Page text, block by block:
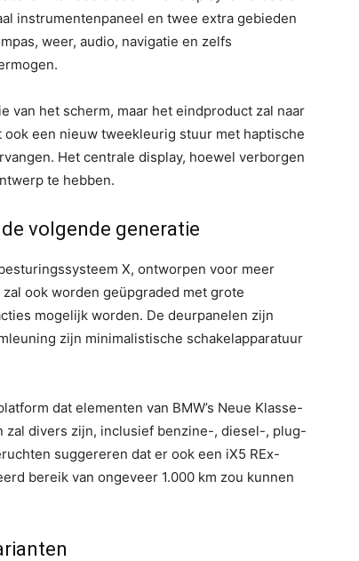
instrumentenpaneel en twee extra gebieden
weer, audio, navigatie en zelfs
van het scherm, maar het eindproduct zal naar
een nieuw tweekleurig stuur met haptische
Het centrale display, hoewel verborgen
te hebben.
volgende generatie
X, ontworpen voor meer
ook worden geüpgraded met grote
mogelijk worden. De deurpanelen zijn
zijn minimalistische schakelapparatuur
dat elementen van BMW’s Neue Klasse-
zal divers zijn, inclusief benzine-, diesel-, plug-
suggereren dat er ook een iX5 REx-
bereik van ongeveer 1.000 km zou kunnen